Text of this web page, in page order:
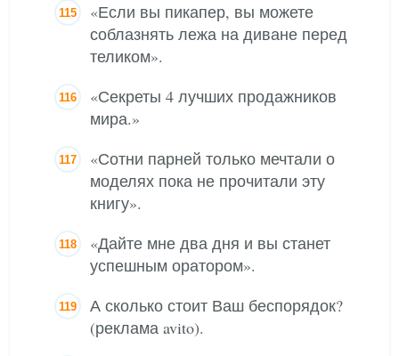
«Если вы пикапер, вы можете
соблазнять лежа на диване перед
теликом».
«Секреты 4 лучших продажников
мира.»
«Сотни парней только мечтали о
моделях пока не прочитали эту
книгу».
«Дайте мне два дня и вы станет
успешным оратором».
А сколько стоит Ваш беспорядок?
(реклама avito).